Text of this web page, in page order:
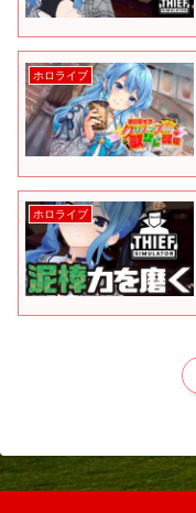
ホロライブ
ホロライブ